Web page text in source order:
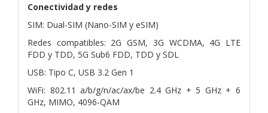
Conectividad y redes
SIM: Dual-SIM (Nano-SIM y eSIM)
Redes compatibles: 2G GSM, 3G WCDMA, 4G LTE
FDD y TDD, 5G Sub6 FDD, TDD y SDL
USB: Tipo C, USB 3.2 Gen 1
WiFi: 802.11 a/b/g/n/ac/ax/be 2.4 GHz + 5 GHz + 6
GHz, MIMO, 4096-QAM